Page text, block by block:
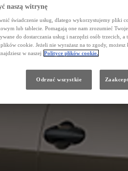
naszą witrynę
świadczenie usług, dlatego wykorzystujemy pliki
lub tablecie. Pomagają one nam zrozumieć
do dostarczania usług i narzędzi osób trzecich, a
cookie. Jeżeli nie wyrażasz na to zgody, możesz
w naszej Polityce plików cookie.
Odrzuć wszystkie